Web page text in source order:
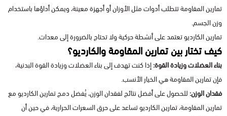
تمارين المقاومة تتطلب أدوات مثل الأوزان أو أجهزة معينة، ويمكن أداؤها باستخدام
وزن الجسم.
تمارين الكارديو تعتمد على أنشطة حركية ولا تحتاج بالضرورة إلى معدات.
كيف تختار بين تمارين المقاومة والكارديو؟
بناء العضلات وزيادة القوة:إذا كنت تهدف إلى بناء العضلات وزيادة القوة البدنية،
فإن تمارين المقاومة هي الخيار الأنسب.
فقدان الوزن:للحصول على أفضل نتائج لفقدان الوزن، يُفضل دمج تمارين الكارديو مع
تمارين المقاومة، تمارين الكارديو تساعد على حرق السعرات الحرارية، في حين أن